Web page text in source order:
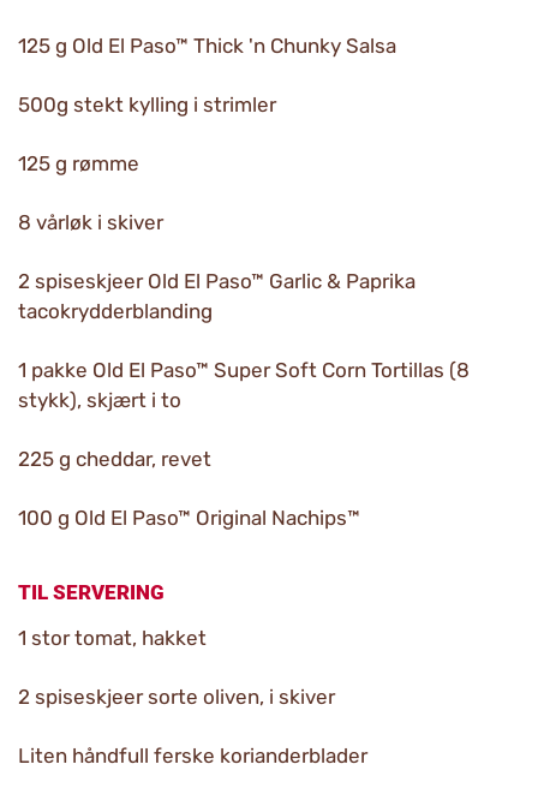
125 g Old El Paso™ Thick 'n Chunky Salsa
500g stekt kylling i strimler
125 g rømme
8 vårløk i skiver
2 spiseskjeer Old El Paso™ Garlic & Paprika
tacokrydderblanding
1 pakke Old El Paso™ Super Soft Corn Tortillas (8
stykk), skjært i to
225 g cheddar, revet
100 g Old El Paso™ Original Nachips™
TIL SERVERING
1 stor tomat, hakket
2 spiseskjeer sorte oliven, i skiver
Liten håndfull ferske korianderblader